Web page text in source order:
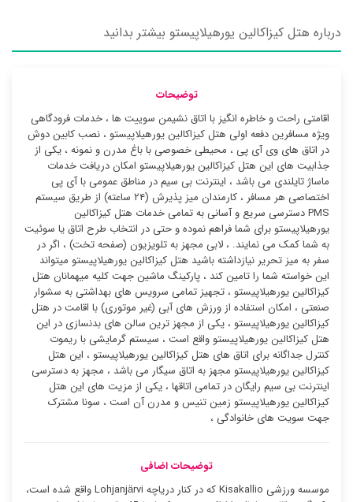
درباره هتل کیزاکالین یورهیلاپیستو بیشتر بدانید
توضیحات
اقامتی راحت و خاطره انگیز با اتاق نشیمن سوییت ها ، خدمات فرودگاهی
ویژه مسافرین دفعه اولی هتل کیزاکالین یورهیلاپیستو ، نصب کابین دوش
در اتاق های وی آی پی ، محیطی خصوصی با باغ مدرن و نمونه ، یکی از
جذابیت های این هتل کیزاکالین یورهیلاپیستو امکان دریافت خدمات
ماساژ تایلندی می باشد ، اینترنت بی سیم در مناطق عمومی با آی پی
اختصاصی هر مسافر ، کارمندان میز پذیرش (۲۴ ساعته) از طریق سیستم
PMS دسترسی سریع و آسانی به تمامی خدمات هتل کیزاکالین
یورهیلاپیستو برای شما فراهم نموده و حتی در انتخاب طرح اتاق یا سوئیت
به شما کمک می نمایند. ، لابی مجهز به تلویزیون (صفحه تخت) ، اگر در
سفر به میز تحریر نیازداشته باشید هتل کیزاکالین یورهیلاپیستو میتواند
این خواسته شما را تامین کند ، پارکینگ ماشین جهت کلیه میهمانان هتل
کیزاکالین یورهیلاپیستو ، تجهیز تمامی سرویس های بهداشتی به سشوار
صنعتی ، امکان استفاده از ورزش های آبی (غیر موتوری) با اقامت در هتل
کیزاکالین یورهیلاپیستو ، یکی از مجهز ترین سالن های بدنسازی در این
هتل کیزاکالین یورهیلاپیستو واقع است ، سیستم گرمایشی با ریموت
کنترل جداگانه برای اتاق های هتل کیزاکالین یورهیلاپیستو ، این هتل
کیزاکالین یورهیلاپیستو مجهز به اتاق سیگار می باشد ، مجهز به دسترسی
اینترنت بی سیم رایگان در تمامی اتاقها ، یکی از مزیت های این هتل
کیزاکالین یورهیلاپیستو زمین تنیس و مدرن آن است ، سونا مشترک
جهت سویت های خانوادگی ،
توضیحات اضافی
موسسه ورزشی Kisakallio که در کنار دریاچه Lohjanjärvi واقع شده است،